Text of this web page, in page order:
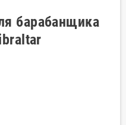
барабанщика